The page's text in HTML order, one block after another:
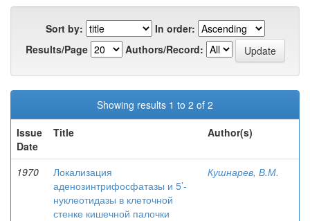
Sort by:
In order:
Results/Page
Authors/Record:
Showing results 1 to 2 of 2
Issue
Date
Title Author(s)
1970
Локализация
аденозинтрифосфатазы и 5’-
нуклеотидазы в клеточной
стенке кишечной палочки
Кушнарев, В.М.